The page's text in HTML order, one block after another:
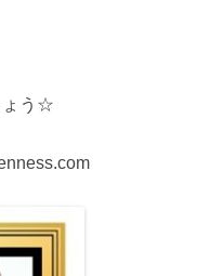
ょう☆